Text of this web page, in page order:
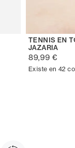
TENNIS EN
JAZARIA
89,99 €
Existe en 42